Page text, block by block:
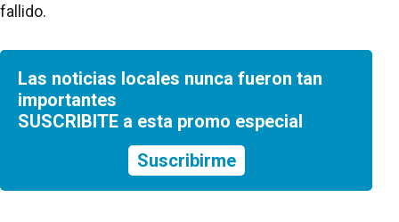
fallido.
Las noticias locales nunca fueron tan
importantes
SUSCRIBITE a esta promo especial
Suscribirme